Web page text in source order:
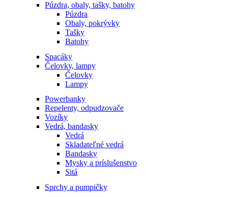
Púzdra, obaly, tašky, batohy
Púzdra
Obaly, pokrývky
Tašky
Batohy
Spacáky
Čelovky, lampy
Čelovky
Lampy
Powerbanky
Repelenty, odpudzovače
Vozíky
Vedrá, bandasky
Vedrá
Skladateľné vedrá
Bandasky
Mysky a príslušenstvo
Sitá
Sprchy a pumpičky